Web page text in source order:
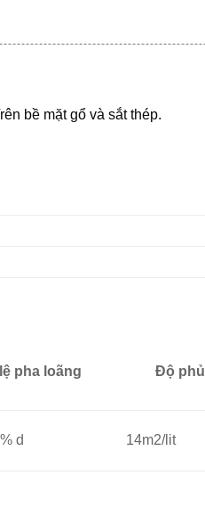
bề mặt gổ và sắt thép.
pha loãng Độ phủ
d 14m2/lit